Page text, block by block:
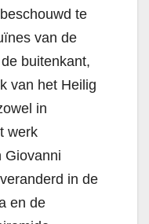
te
van de
buitenkant,
van het Heilig
in
werk
Giovanni
in de
en de